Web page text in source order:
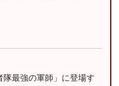
最強の軍師」に登場す